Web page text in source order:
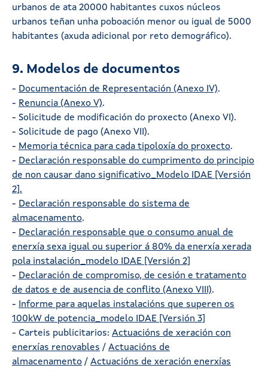
urbanos de ata 20000 habitantes cuxos núcleos
urbanos teñan unha poboación menor ou igual de 5000
habitantes (axuda adicional por reto demográfico).
9. Modelos de documentos
- Documentación de Representación (Anexo IV).
- Renuncia (Anexo V).
- Solicitude de modificación do proxecto (Anexo VI).
- Solicitude de pago (Anexo VII).
- Memoria técnica para cada tipoloxía do proxecto.
- Declaración responsable do cumprimento do principio
de non causar dano significativo_Modelo IDAE [Versión
2].
- Declaración responsable do sistema de
almacenamento.
- Declaración responsable que o consumo anual de
enerxía sexa igual ou superior á 80% da enerxía xerada
pola instalación_modelo IDAE [Versión 2]
- Declaración de compromiso, de cesión e tratamento
de datos e de ausencia de conflito (Anexo VIII).
- Informe para aquelas instalacións que superen os
100kW de potencia_modelo IDAE [Versión 3]
- Carteis publicitarios: Actuacións de xeración con
enerxías renovables / Actuacións de
almacenamento / Actuacións de xeración enerxías